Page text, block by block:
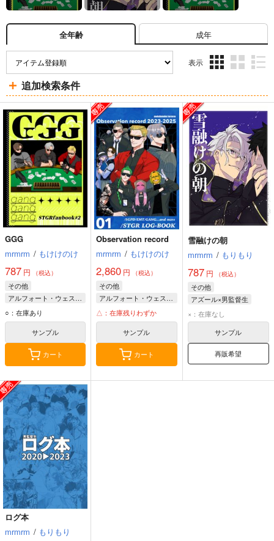
全年齢 成年
表示
ム
表
ム
表
ム
表
示
追加検索条件
GGG
mrmrm / もけけのけ
787 円 （税込）
その他
アルフォート・ウェスカー
ヴァン・ダーマー
○：在庫あり
サンプル
カート
Observation record
mrmrm / もけけのけ
2,860 円 （税込）
その他
アルフォート・ウェスカー
ミンドリー
△：在庫残りわずか
サンプル
カート
雪融けの朝
mrmrm / もりもり
787円 （税込）
その他
アズール×男監督生
男監督生
×：在庫なし
サンプル
再販希望
ログ本
mrmrm / もりもり